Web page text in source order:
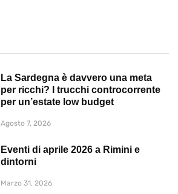
La Sardegna è davvero una meta
per ricchi? I trucchi controcorrente
per un’estate low budget
Agosto 7, 2026
Eventi di aprile 2026 a Rimini e
dintorni
Marzo 31, 2026